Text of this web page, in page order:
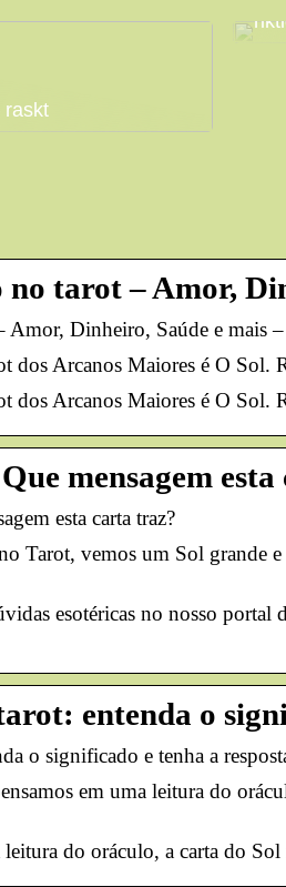
raskt
tarot – Amor,
Dinheiro, Saúde e mais
dos Arcanos Maiores é O Sol.
dos Arcanos Maiores é O Sol.
mensagem
esta carta traz?
Tarot, vemos um Sol
esotéricas no nosso
entenda o
o significado e tenha a
em uma leitura do
leitura do oráculo, a carta do